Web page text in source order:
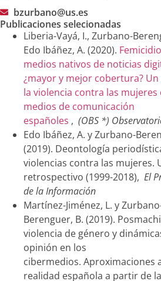
bzurbano@us.es
Publicaciones selecionadas
Liberia-Vayá, I., Zurbano-
Edo Ibáñez, A. (2020).
medios nativos de noticias
¿mayor y mejor cobertura?
la violencia contra las mujeres
medios de comunicación
españoles , (OBS *)
Edo Ibáñez, A. y Zurbano-
(2019). Deontología
violencias contra las mujeres.
retrospectivo (1999-2018), El
de la Información
Martínez-Jiménez, L. y
Berenguer, B. (2019).
violencia de género y
opinión en los
cibermedios. Aproximaciones
realidad española a partir de la